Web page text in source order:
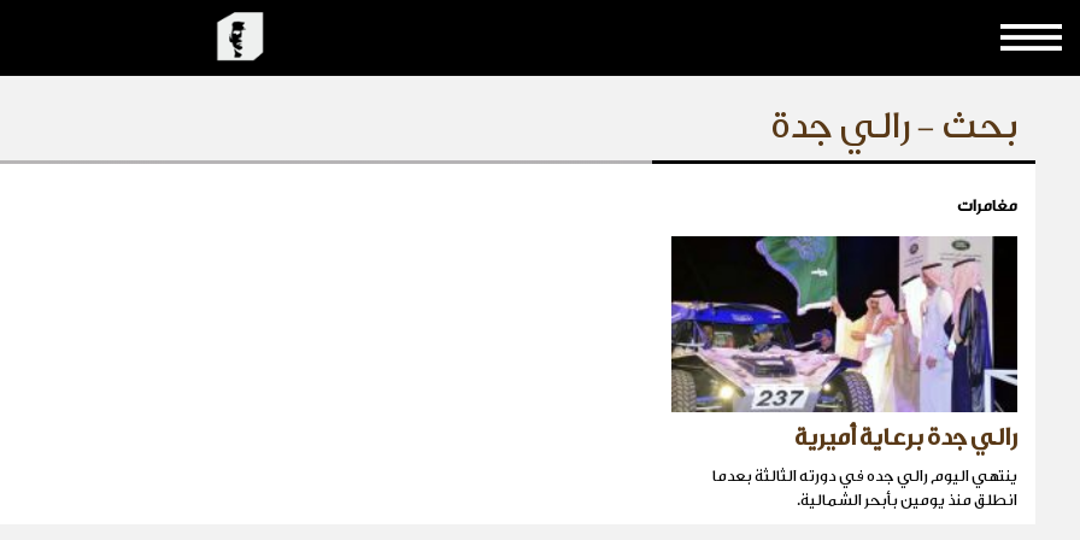
بحث - رالي جدة
مغامرات
رالي جدة برعاية أميرية
ينتهي اليوم رالي جده في دورته الثالثة بعدما
انطلق منذ يومين بأبحر الشمالية.